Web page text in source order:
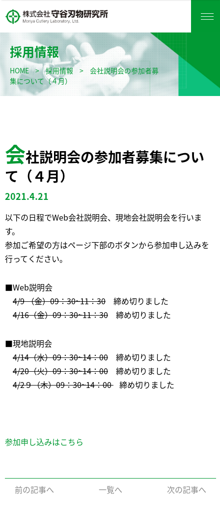
採用情報
HOME > 採用情報 >
会社説明会の参加者募
集について（４月）
会社説明会の参加者募集につい
て（４月）
2021.4.21
以下の日程でWeb会社説明会、現地会社説明会を行いま
す。
参加ご希望の方はページ下部のボタンから参加申し込みを
行ってください。
■Web説明会
4/9 （金）09：30~11：30 締め切りました
4/16（金）09：30~11：30 締め切りました
■現地説明会
4/14（水）09：30~14：00 締め切りました
4/20（火）09：30~14：00 締め切りました
4/2９（木）09：30~14：00 締め切りました
参加申し込みはこちら
前の記事へ 一覧へ 次の記事へ